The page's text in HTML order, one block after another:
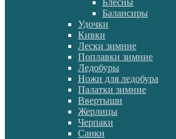
Блесны
Балансиры
Удочки
Кивки
Лески зимние
Поплавки зимние
Ледобуры
Ножи для ледобура
Палатки зимние
Ввертыши
Жерлицы
Черпаки
Санки